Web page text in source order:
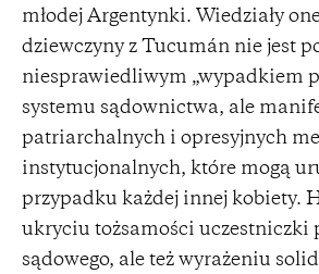
młodej Argentynki. Wiedziały
dziewczyny z Tucumán nie jest
niesprawiedliwym „wypadkiem
systemu sądownictwa, ale
patriarchalnych i opresyjnych
instytucjonalnych, które mogą
przypadku każdej innej kobiety.
ukryciu tożsamości uczestniczki
sądowego, ale też wyrażeniu